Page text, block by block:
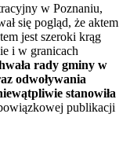
w Poznaniu,
się pogląd, że aktem
jest szeroki krąg
i w granicach
rady gminy w
odwoływania
stanowiła
publikacji